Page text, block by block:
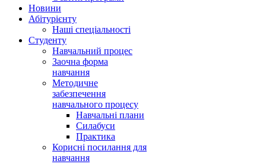
Hовини
Абітурієнту
Наші спеціальності
Студенту
Навчальний процес
Заочна форма
навчання
Методичне
забезпечення
навчального процесу
Навчальні плани
Силабуси
Практика
Корисні посилання для
навчання